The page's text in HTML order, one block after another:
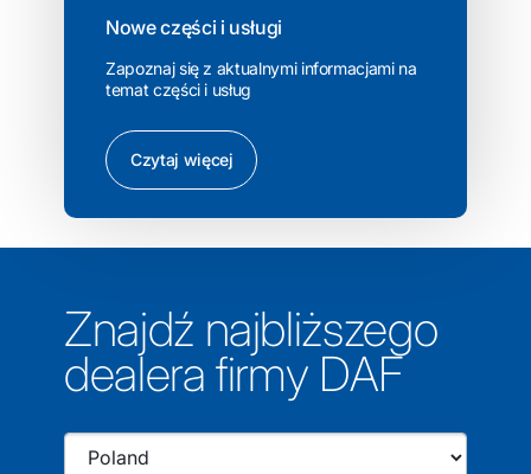
Nowe części i usługi
Zapoznaj się z aktualnymi informacjami na
temat części i usług
Czytaj więcej
Znajdź najbliższego
dealera firmy DAF